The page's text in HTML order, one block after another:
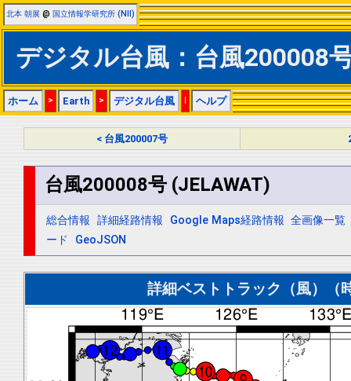
北本 朝展 @ 国立情報学研究所 (NII)
デジタル台風：台風200008
ホーム > Earth > デジタル台風 | ヘルプ
< 台風200007号
台風200008号 (JELAWAT)
総合情報 詳細経路情報 Google Maps経路情報 全画像一覧
ード
GeoJSON
詳細ベストトラック（風）（